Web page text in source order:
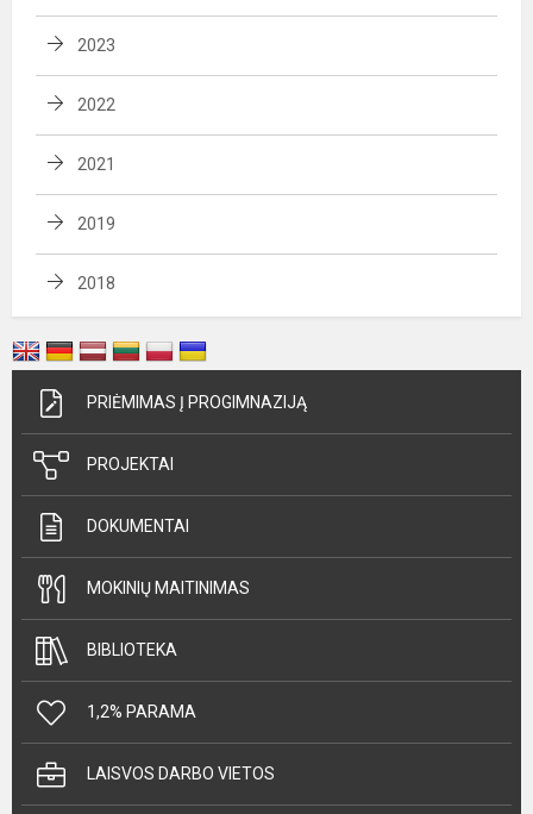
2023
2022
2021
2019
2018
PRIĖMIMAS Į PROGIMNAZIJĄ
PROJEKTAI
DOKUMENTAI
MOKINIŲ MAITINIMAS
BIBLIOTEKA
1,2% PARAMA
LAISVOS DARBO VIETOS